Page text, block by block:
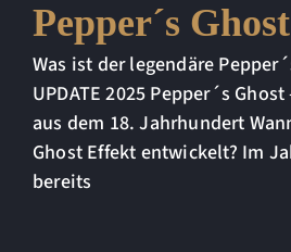
Pepper´s
Was ist der legendäre
UPDATE 2025 Pepper´s
aus dem 18. Jahrhundert
Ghost Effekt entwickelt? Im
bereits